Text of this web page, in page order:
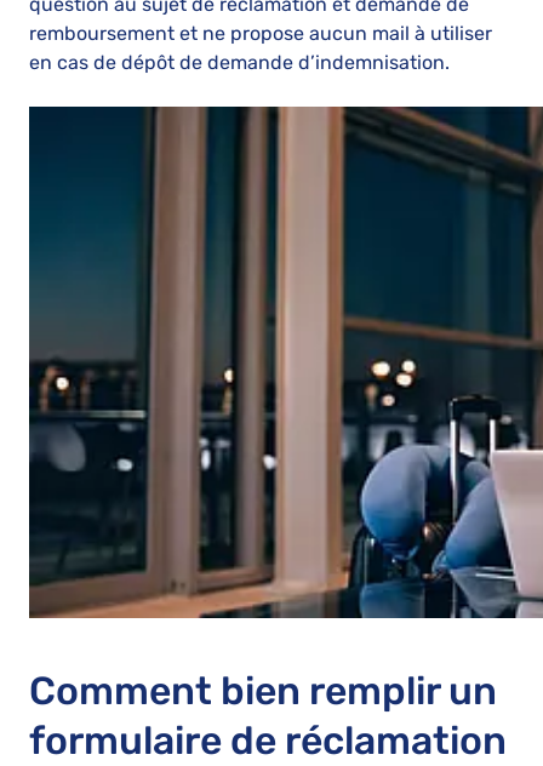
remboursement et ne propose aucun mail à utiliser
en cas de dépôt de demande d’indemnisation.
Comment bien remplir un
formulaire de réclamation